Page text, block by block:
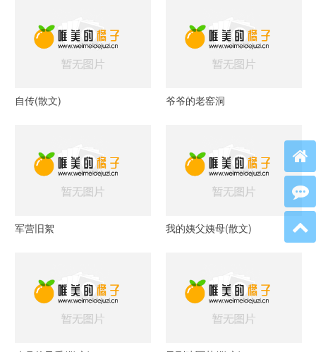
自传(散文) 爷爷的老窑洞
军营旧絮 我的姨父姨母(散文)